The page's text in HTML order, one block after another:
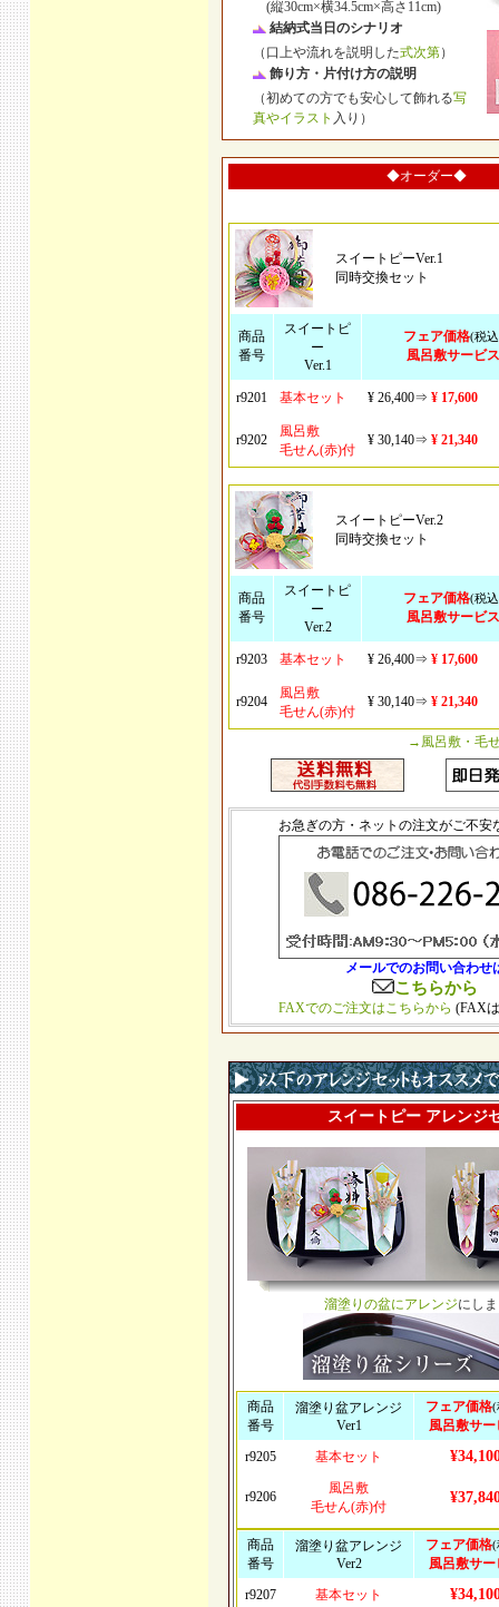
(縦30cm×横34.5cm×高さ11cm)
結納式当日のシナリオ
（口上や流れを説明した式次第）
飾り方・片付け方の説明
（初めての方でも安心して飾れる写
真やイラスト 入り）
◆オーダー◆
スイートピーVer.1
同時交換セット
商品
番号
スイートピ
ー
Ver.1
フェア価格(税
風呂敷サービス
r9201 基本セット ¥ 26,400⇒ ¥ 17,600
r9202
風呂敷
毛せん(赤)付
¥ 30,140⇒ ¥ 21,340
スイートピーVer.2
同時交換セット
商品
番号
スイートピ
ー
Ver.2
フェア価格(税
風呂敷サービス
r9203 基本セット ¥ 26,400⇒ ¥ 17,600
r9204
風呂敷
毛せん(赤)付
¥ 30,140⇒ ¥ 21,340
→風呂敷・毛
お急ぎの方・ネットの注文がご不安
メールでのお問い合わせ
こちらから
FAXでのご注文はこちらから (FAX
スイートピー アレンジ
溜塗りの盆にアレンジにし
商品
番号
溜塗り盆アレンジ
Ver1
フェア価格(
風呂敷サー
r9205
基本セット
r9206
風呂敷
毛せん(赤)付
商品
番号
溜塗り盆アレンジ
Ver2
フェア価格(
風呂敷サー
r9207
基本セット